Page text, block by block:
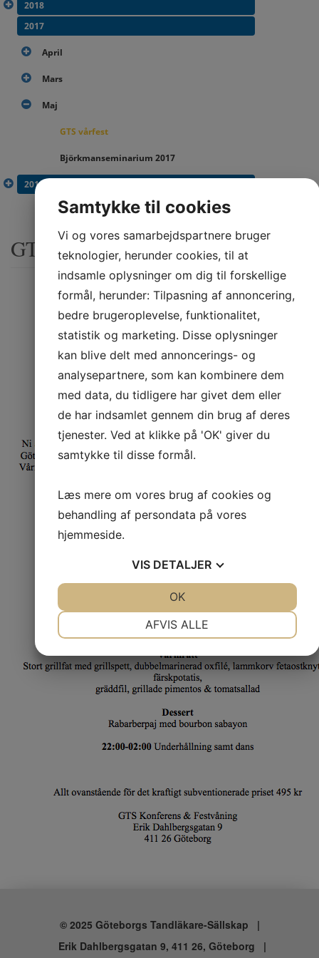
2018
2017
April
Mars
Maj
GTS vårfest
Björkmanseminarium 2017
2016
GTS vårfest
© 2025 Göteborgs Tandläkare-Sällskap |
Erik Dahlbergsgatan 9, 411 26, Göteborg |
Samtykke til cookies
Vi og vores samarbejdspartnere bruger
teknologier, herunder cookies, til at
indsamle oplysninger om dig til forskellige
formål, herunder: Tilpasning af annoncering,
bedre brugeroplevelse, funktionalitet,
statistik og marketing. Disse oplysninger
kan blive delt med annoncerings- og
analysepartnere, som kan kombinere dem
med data, du tidligere har givet dem eller
de har indsamlet gennem din brug af deres
tjenester. Ved at klikke på 'OK' giver du
samtykke til disse formål.
Læs mere om vores brug af cookies og
behandling af persondata på vores
hjemmeside.
VIS DETALJER
MARKETING STATISTIK
AFVIS ALLE
OK